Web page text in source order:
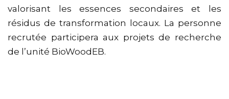
valorisant les essences secondaires et les
résidus de transformation locaux. La personne
recrutée participera aux projets de recherche
de l’unité BioWoodEB.